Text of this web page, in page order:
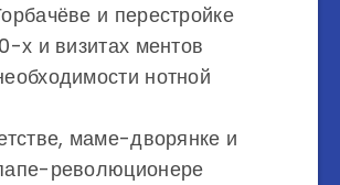
и перестройке
х и визитах ментов
нотной
маме-дворянке и
революционере